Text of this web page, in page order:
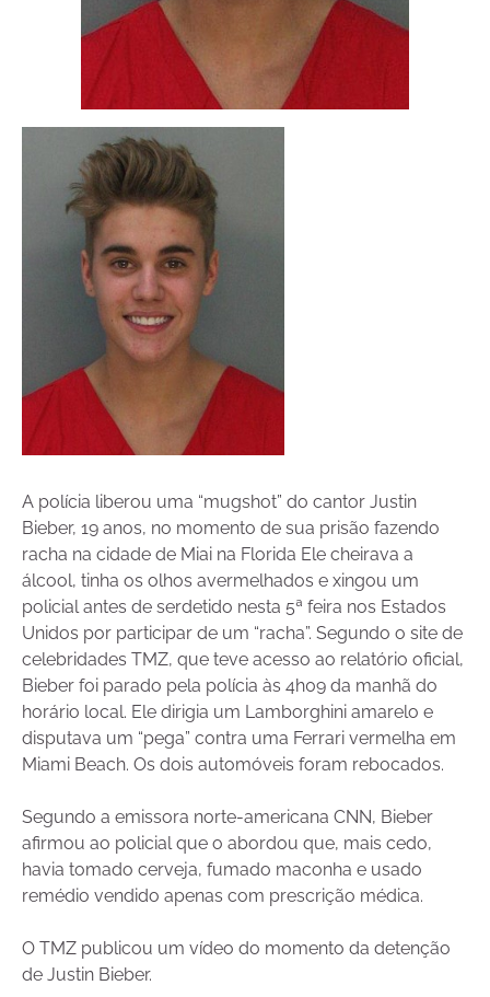
A polícia liberou uma “mugshot” do cantor Justin
Bieber, 19 anos, no momento de sua prisão fazendo
racha na cidade de Miai na Florida Ele cheirava a
álcool, tinha os olhos avermelhados e xingou um
policial antes de serdetido nesta 5ª feira nos Estados
Unidos por participar de um “racha”. Segundo o site de
celebridades TMZ, que teve acesso ao relatório oficial,
Bieber foi parado pela polícia às 4h09 da manhã do
horário local. Ele dirigia um Lamborghini amarelo e
disputava um “pega” contra uma Ferrari vermelha em
Miami Beach. Os dois automóveis foram rebocados.
Segundo a emissora norte-americana CNN, Bieber
afirmou ao policial que o abordou que, mais cedo,
havia tomado cerveja, fumado maconha e usado
remédio vendido apenas com prescrição médica.
O TMZ publicou um vídeo do momento da detenção
de Justin Bieber.